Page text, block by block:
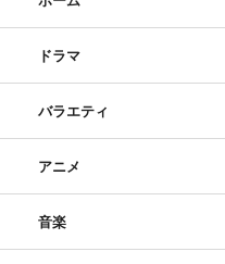
ドラマ
バラエティ
アニメ
音楽